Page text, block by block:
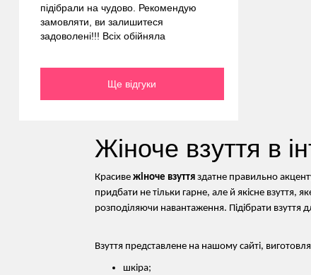
підібрали на чудово. Рекомендую
замовляти, ви залишитеся
задоволені!!! Всіх обійняла
Ще відгуки
Жіноче взуття в
Красивежіноче взуття здатне правильно
придбати не тільки гарне, але й якісне взуття,
розподіляючи навантаження. Підібрати взуття
Взуття представлене на нашому сайті,
шкіра;